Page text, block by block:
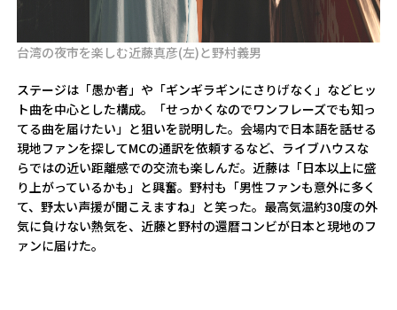
台湾の夜市を楽しむ近藤真彦(左)と野村義男
ステージは「愚か者」や「ギンギラギンにさりげなく」などヒッ
ト曲を中心とした構成。「せっかくなのでワンフレーズでも知っ
てる曲を届けたい」と狙いを説明した。会場内で日本語を話せる
現地ファンを探してMCの通訳を依頼するなど、ライブハウスな
らではの近い距離感での交流も楽しんだ。近藤は「日本以上に盛
り上がっているかも」と興奮。野村も「男性ファンも意外に多く
て、野太い声援が聞こえますね」と笑った。最高気温約30度の外
気に負けない熱気を、近藤と野村の還暦コンビが日本と現地のフ
ァンに届けた。